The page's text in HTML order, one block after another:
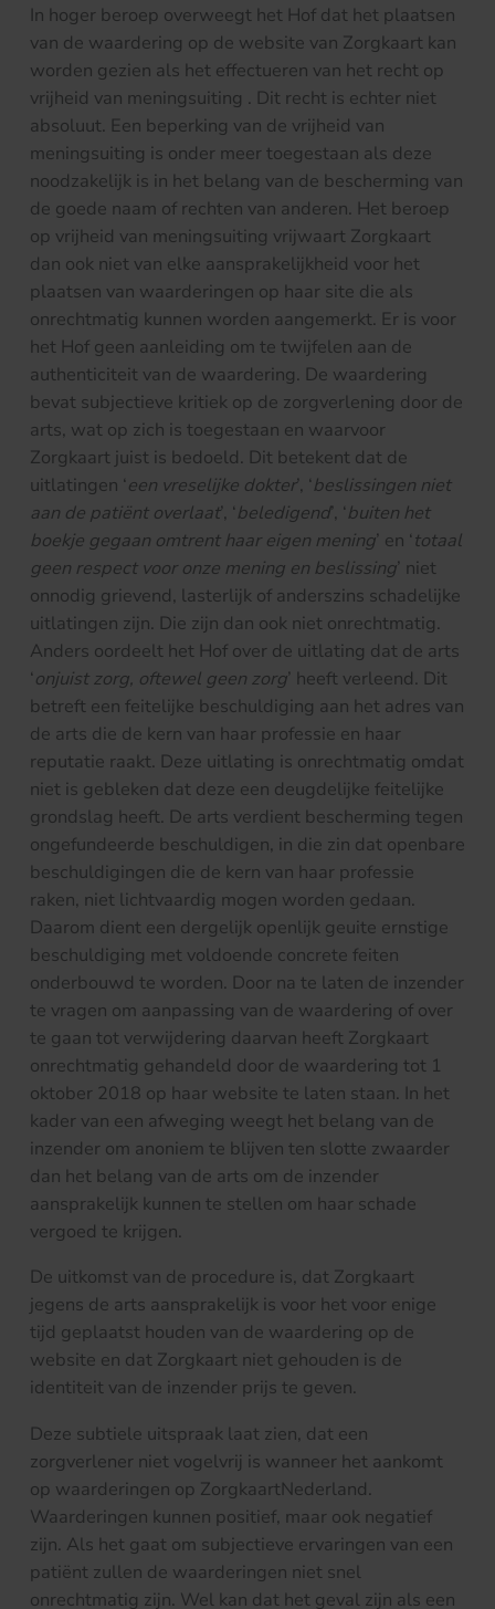
In hoger beroep overweegt het Hof dat het plaatsen
van de waardering op de website van Zorgkaart kan
worden gezien als het effectueren van het recht op
vrijheid van meningsuiting . Dit recht is echter niet
absoluut. Een beperking van de vrijheid van
meningsuiting is onder meer toegestaan als deze
noodzakelijk is in het belang van de bescherming van
de goede naam of rechten van anderen. Het beroep
op vrijheid van meningsuiting vrijwaart Zorgkaart
dan ook niet van elke aansprakelijkheid voor het
plaatsen van waarderingen op haar site die als
onrechtmatig kunnen worden aangemerkt. Er is voor
het Hof geen aanleiding om te twijfelen aan de
authenticiteit van de waardering. De waardering
bevat subjectieve kritiek op de zorgverlening door de
arts, wat op zich is toegestaan en waarvoor
Zorgkaart juist is bedoeld. Dit betekent dat de
uitlatingen ‘een vreselijke dokter’, ‘beslissingen niet
aan de patiënt overlaat’, ‘beledigend’, ‘buiten het
boekje gegaan omtrent haar eigen mening’ en ‘totaal
geen respect voor onze mening en beslissing’ niet
onnodig grievend, lasterlijk of anderszins schadelijke
uitlatingen zijn. Die zijn dan ook niet onrechtmatig.
Anders oordeelt het Hof over de uitlating dat de arts
‘onjuist zorg, oftewel geen zorg’ heeft verleend. Dit
betreft een feitelijke beschuldiging aan het adres van
de arts die de kern van haar professie en haar
reputatie raakt. Deze uitlating is onrechtmatig omdat
niet is gebleken dat deze een deugdelijke feitelijke
grondslag heeft. De arts verdient bescherming tegen
ongefundeerde beschuldigen, in die zin dat openbare
beschuldigingen die de kern van haar professie
raken, niet lichtvaardig mogen worden gedaan.
Daarom dient een dergelijk openlijk geuite ernstige
beschuldiging met voldoende concrete feiten
onderbouwd te worden. Door na te laten de inzender
te vragen om aanpassing van de waardering of over
te gaan tot verwijdering daarvan heeft Zorgkaart
onrechtmatig gehandeld door de waardering tot 1
oktober 2018 op haar website te laten staan. In het
kader van een afweging weegt het belang van de
inzender om anoniem te blijven ten slotte zwaarder
dan het belang van de arts om de inzender
aansprakelijk kunnen te stellen om haar schade
vergoed te krijgen.
De uitkomst van de procedure is, dat Zorgkaart
jegens de arts aansprakelijk is voor het voor enige
tijd geplaatst houden van de waardering op de
website en dat Zorgkaart niet gehouden is de
identiteit van de inzender prijs te geven.
Deze subtiele uitspraak laat zien, dat een
zorgverlener niet vogelvrij is wanneer het aankomt
op waarderingen op ZorgkaartNederland.
Waarderingen kunnen positief, maar ook negatief
zijn. Als het gaat om subjectieve ervaringen van een
patiënt zullen de waarderingen niet snel
onrechtmatig zijn. Wel kan dat het geval zijn als een